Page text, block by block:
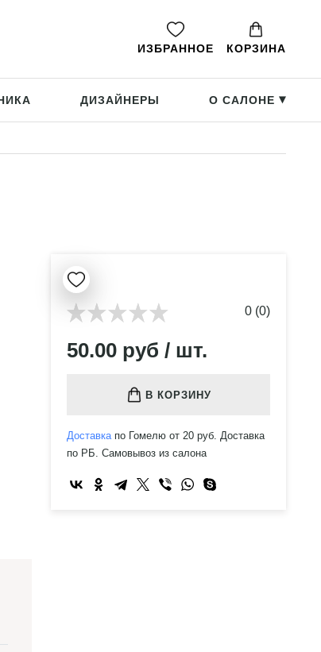
ИЗБРАННОЕ КОРЗИНА
ДИЗАЙНЕРЫ О САЛОНЕ ▸
0 (0)
50.00 руб / шт.
В КОРЗИНУ
Доставкапо Гомелю от 20 руб. Доставка
по РБ. Самовывоз из салона